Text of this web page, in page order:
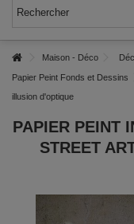
Maison - Déco
Papier Peint Fonds et Dessins
illusion d'optique
PAPIER PEINT
STREET